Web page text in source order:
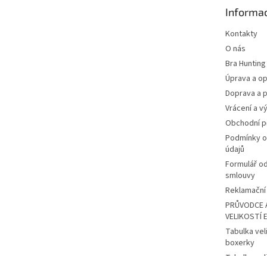
Kontakty
O nás
Bra
Úprava a
Doprava a
Vrácení a
Obchodní
Podmínky
údajů
Formulář
smlouvy
PRŮVODCE
VELIKOSTÍ
Tabulka
boxerky